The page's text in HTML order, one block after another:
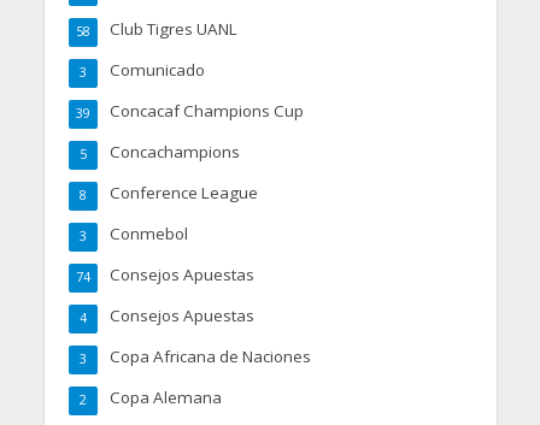
Club Tigres UANL
58
Comunicado
3
Concacaf Champions Cup
39
Concachampions
5
Conference League
8
Conmebol
3
Consejos Apuestas
74
Consejos Apuestas
4
Copa Africana de Naciones
3
Copa Alemana
2